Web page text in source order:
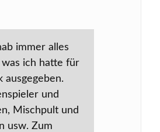
immer alles
was ich hatte für
ausgegeben.
und
Mischpult und
usw. Zum